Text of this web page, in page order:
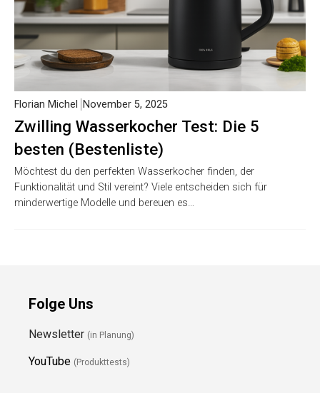
Zwilling Wasserkocher Test: Die 5
besten (Bestenliste)
Florian Michel November 5, 2025
Möchtest du den perfekten Wasserkocher finden, der
Funktionalität und Stil vereint? Viele entscheiden sich für
minderwertige Modelle und bereuen es…
Folge Uns
Newsletter (in Planung)
YouTube (Produkttests)